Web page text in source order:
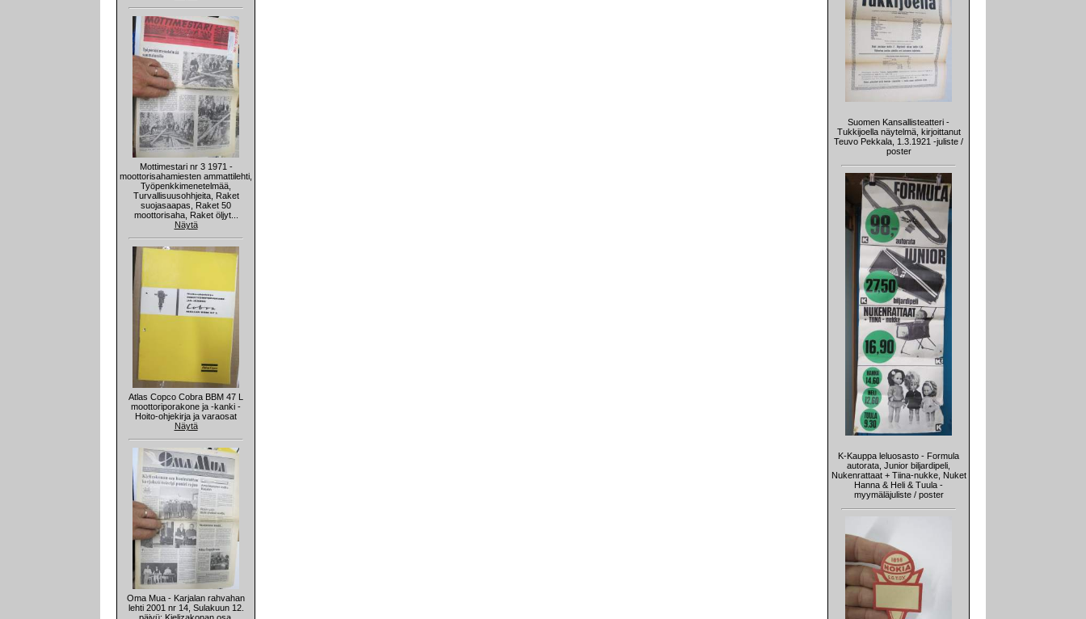
Mottimestari nr 3 1971 -
moottorisahamiesten ammattilehti,
Työpenkkimenetelmää,
Turvallisuusohhjeita, Raket
suojasaapas, Raket 50
moottorisaha, Raket öljyt...
Näytä
Atlas Copco Cobra BBM 47 L
moottoriporakone ja -kanki -
Hoito-ohjekirja ja varaosat
Näytä
Oma Mua - Karjalan rahvahan
lehti 2001 nr 14, Sulakuun 12.
Suomen Kansallisteatteri -
Tukkijoella näytelmä, kirjoittanut
Teuvo Pekkala, 1.3.1921 -juliste /
poster
K-Kauppa leluosasto - Formula
autorata, Junior biljardipeli,
Nukenrattaat + Tiina-nukke, Nuket
Hanna & Heli & Tuula -
myymäläjuliste / poster